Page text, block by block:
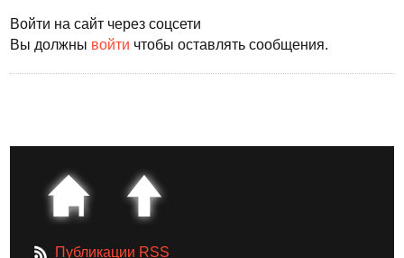
Войти на сайт через соцсети
Вы должны войти чтобы оставлять сообщения.
Публикации RSS